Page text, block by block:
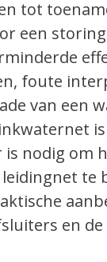
tot
een
foute
van een
nodig om
te
en